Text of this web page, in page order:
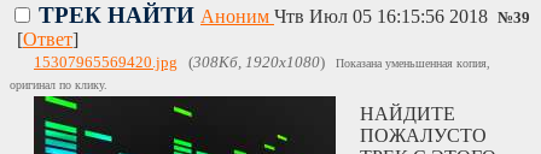
ТРЕК НАЙТИ Аноним Чтв Июл 05 16:15:56 2018 №39
[Ответ]
15307965569420.jpg (308Кб, 1920x1080)
Показана уменьшенная копия,
оригинал по клику.
НАЙДИТЕ
ПОЖАЛУСТО